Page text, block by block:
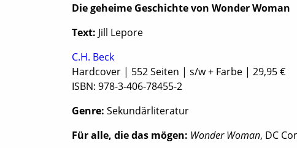
Die geheime Geschichte von Wonder Woman
Text: Jill Lepore
C.H. Beck
Hardcover | 552 Seiten | s/w + Farbe | 29,95 €
ISBN: 978-3-406-78455-2
Genre: Sekundärliteratur
Für alle, die das mögen: Wonder Woman, DC